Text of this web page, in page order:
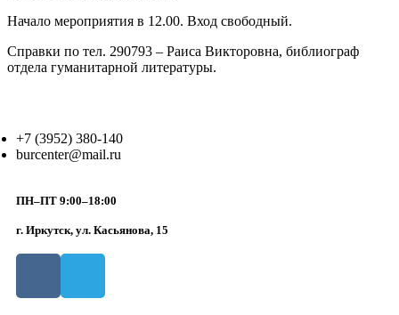
Начало мероприятия в 12.00. Вход свободный.
Справки по тел. 290793 – Раиса Викторовна, библиограф
отдела гуманитарной литературы.
+7 (3952) 380-140
burcenter@mail.ru
ПН–ПТ 9:00–18:00
г. Иркутск, ул. Касьянова, 15